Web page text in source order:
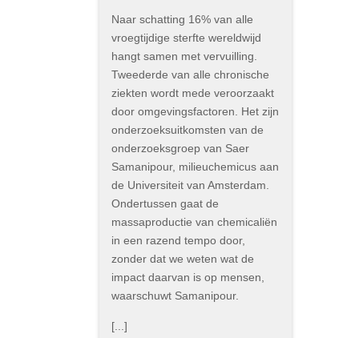
Naar schatting 16% van alle
vroegtijdige sterfte wereldwijd
hangt samen met vervuilling.
Tweederde van alle chronische
ziekten wordt mede veroorzaakt
door omgevingsfactoren. Het zijn
onderzoeksuitkomsten van de
onderzoeksgroep van Saer
Samanipour, milieuchemicus aan
de Universiteit van Amsterdam.
Ondertussen gaat de
massaproductie van chemicaliën
in een razend tempo door,
zonder dat we weten wat de
impact daarvan is op mensen,
waarschuwt Samanipour.
[...]